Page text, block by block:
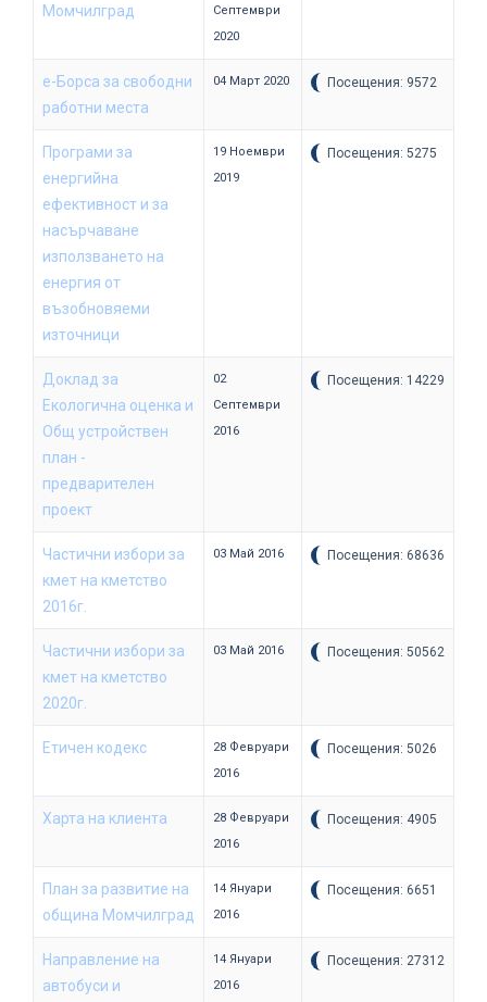
Момчилград
Септември
2020
e-Борса за свободни
работни места
04 Март 2020 Посещения: 9572
Програми за
енергийна
ефективност и за
насърчаване
използването на
енергия от
възобновяеми
източници
19 Ноември
2019
Посещения: 5275
Доклад за
Екологична оценка и
Общ устройствен
план -
предварителен
проект
02
Септември
2016
Посещения: 14229
Частични избори за
кмет на кметство
2016г.
03 Май 2016 Посещения: 68636
Частични избори за
кмет на кметство
2020г.
03 Май 2016 Посещения: 50562
Етичен кодекс
28 Февруари
2016
Посещения: 5026
Харта на клиента
28 Февруари
2016
Посещения: 4905
План за развитие на
община Момчилград
14 Януари
2016
Посещения: 6651
Направление на
автобуси и
14 Януари
2016
Посещения: 27312